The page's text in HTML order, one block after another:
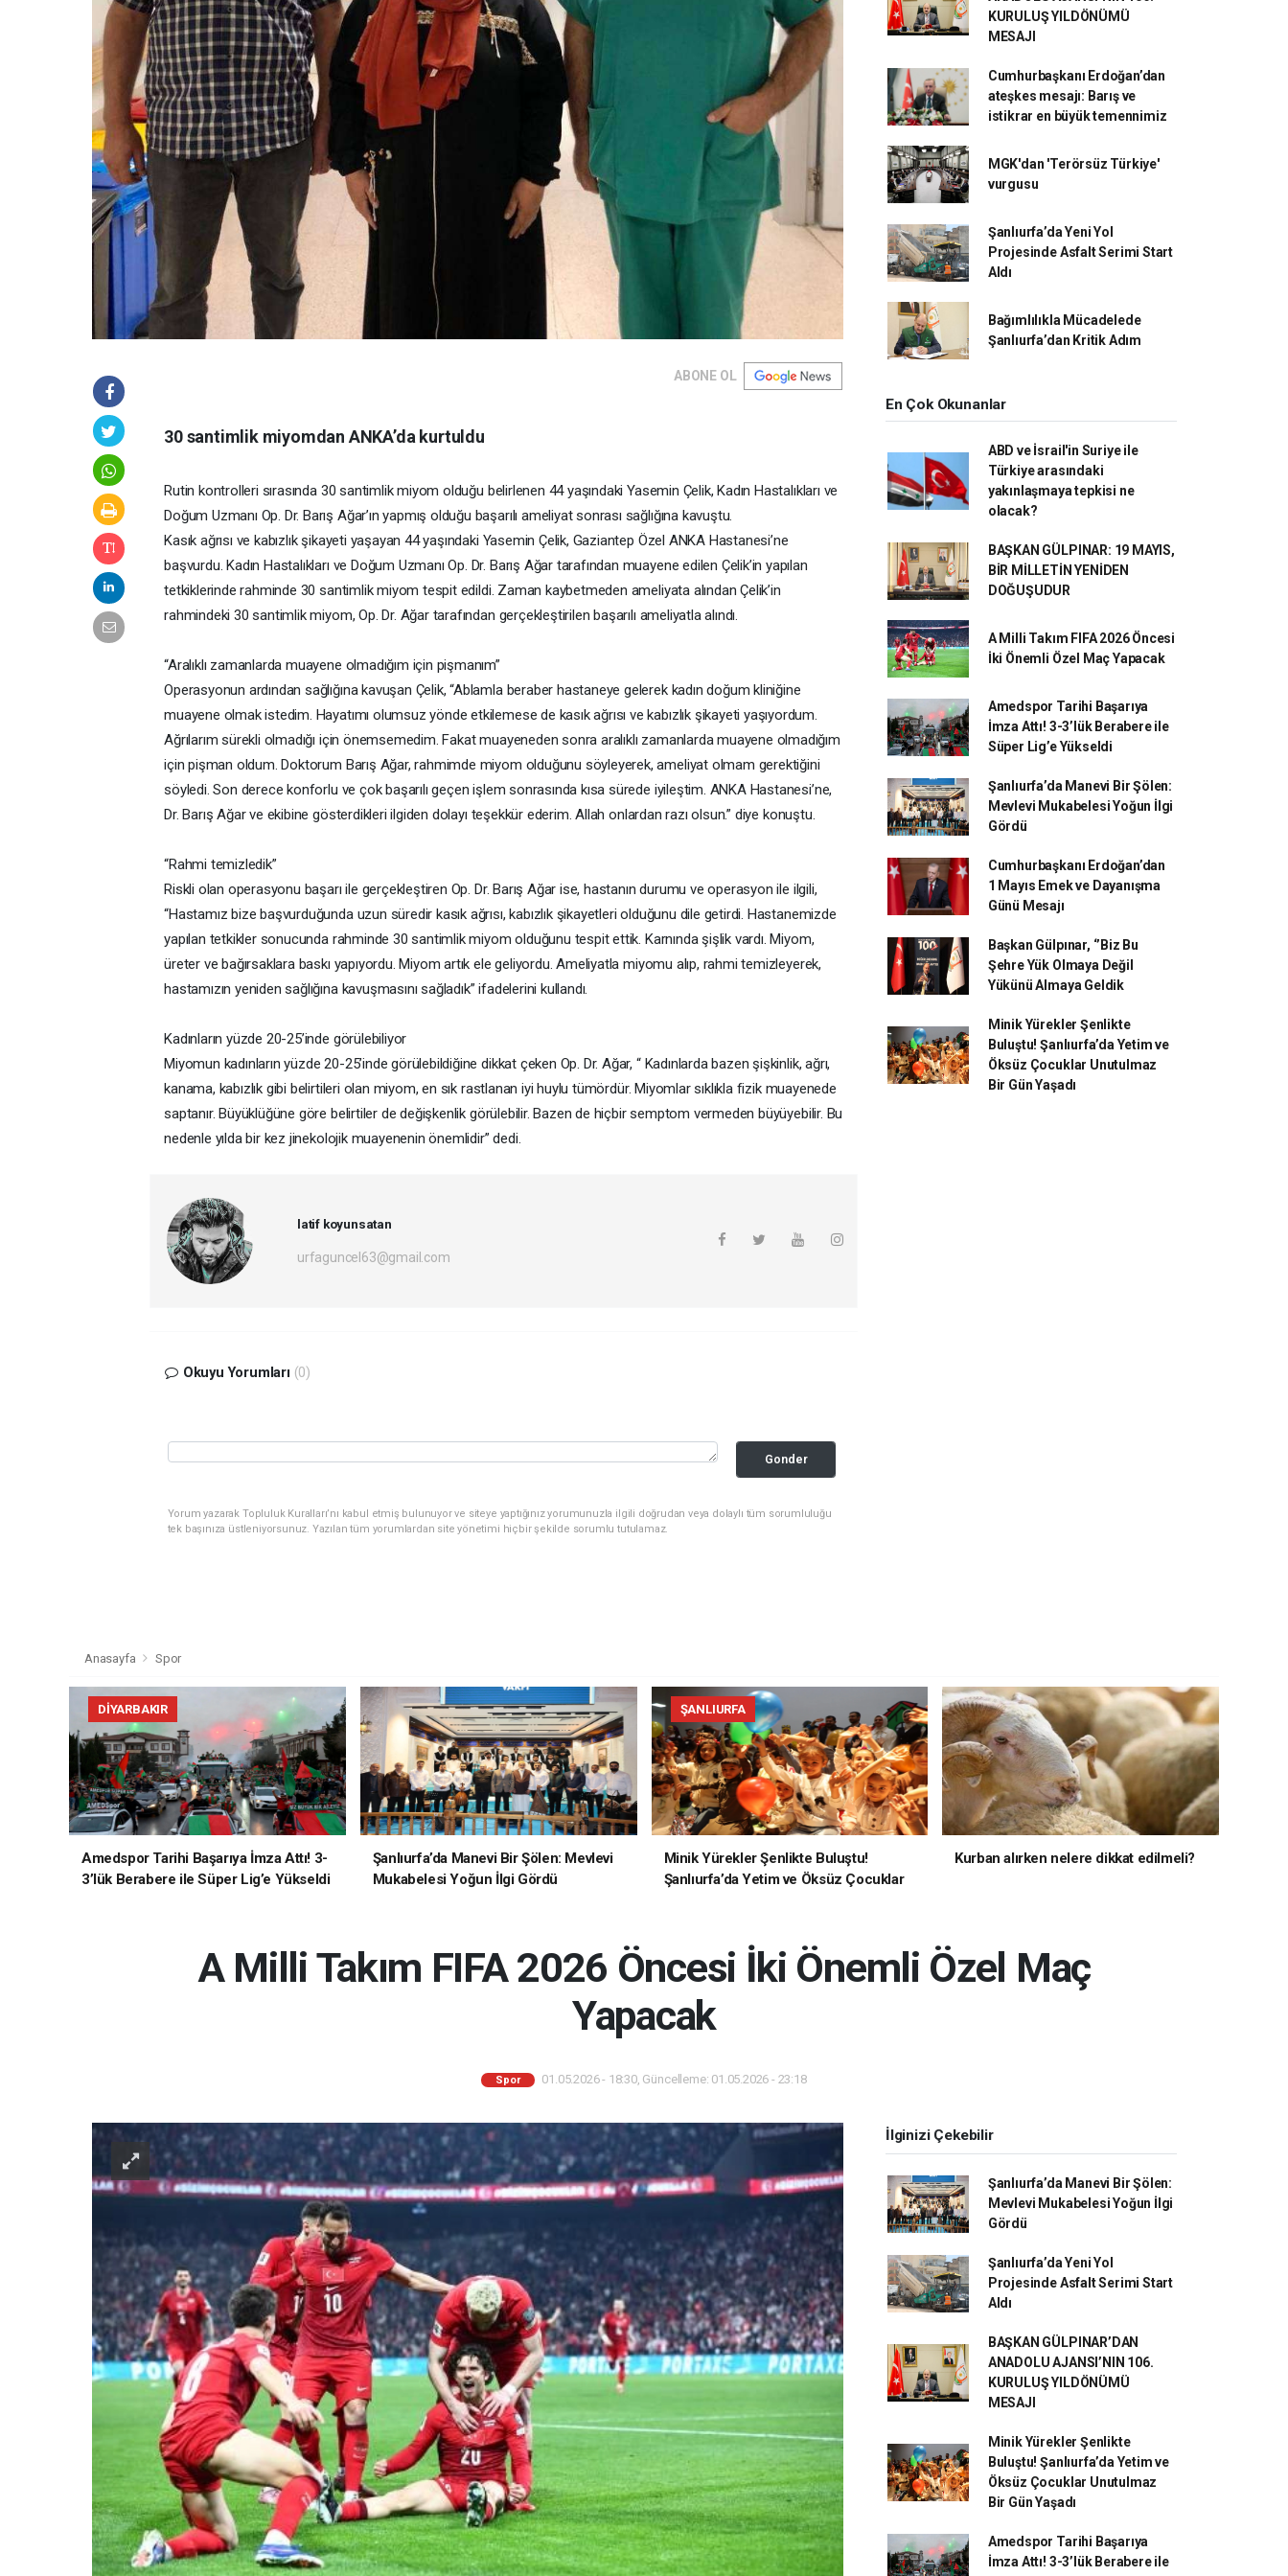
ABONE OL
30 santimlik miyomdan ANKA’da kurtuldu
Rutin kontrolleri sırasında 30 santimlik miyom olduğu belirlenen 44 yaşındaki Yasemin Çelik, Kadın Hastalıkları ve
Doğum Uzmanı Op. Dr. Barış Ağar’ın yapmış olduğu başarılı ameliyat sonrası sağlığına kavuştu.
Kasık ağrısı ve kabızlık şikayeti yaşayan 44 yaşındaki Yasemin Çelik, Gaziantep Özel ANKA Hastanesi’ne
başvurdu. Kadın Hastalıkları ve Doğum Uzmanı Op. Dr. Barış Ağar tarafından muayene edilen Çelik’in yapılan
tetkiklerinde rahminde 30 santimlik miyom tespit edildi. Zaman kaybetmeden ameliyata alından Çelik’in
rahmindeki 30 santimlik miyom, Op. Dr. Ağar tarafından gerçekleştirilen başarılı ameliyatla alındı.
“Aralıklı zamanlarda muayene olmadığım için pişmanım”
Operasyonun ardından sağlığına kavuşan Çelik, “Ablamla beraber hastaneye gelerek kadın doğum kliniğine
muayene olmak istedim. Hayatımı olumsuz yönde etkilemese de kasık ağrısı ve kabızlık şikayeti yaşıyordum.
Ağrılarım sürekli olmadığı için önemsemedim. Fakat muayeneden sonra aralıklı zamanlarda muayene olmadığım
için pişman oldum. Doktorum Barış Ağar, rahmimde miyom olduğunu söyleyerek, ameliyat olmam gerektiğini
söyledi. Son derece konforlu ve çok başarılı geçen işlem sonrasında kısa sürede iyileştim. ANKA Hastanesi’ne,
Dr. Barış Ağar ve ekibine gösterdikleri ilgiden dolayı teşekkür ederim. Allah onlardan razı olsun.” diye konuştu.
“Rahmi temizledik”
Riskli olan operasyonu başarı ile gerçekleştiren Op. Dr. Barış Ağar ise, hastanın durumu ve operasyon ile ilgili,
“Hastamız bize başvurduğunda uzun süredir kasık ağrısı, kabızlık şikayetleri olduğunu dile getirdi. Hastanemizde
yapılan tetkikler sonucunda rahminde 30 santimlik miyom olduğunu tespit ettik. Karnında şişlik vardı. Miyom,
üreter ve bağırsaklara baskı yapıyordu. Miyom artık ele geliyordu. Ameliyatla miyomu alıp, rahmi temizleyerek,
hastamızın yeniden sağlığına kavuşmasını sağladık” ifadelerini kullandı.
Kadınların yüzde 20-25’inde görülebiliyor
Miyomun kadınların yüzde 20-25’inde görülebildiğine dikkat çeken Op. Dr. Ağar, “ Kadınlarda bazen şişkinlik, ağrı,
kanama, kabızlık gibi belirtileri olan miyom, en sık rastlanan iyi huylu tümördür. Miyomlar sıklıkla fizik muayenede
saptanır. Büyüklüğüne göre belirtiler de değişkenlik görülebilir. Bazen de hiçbir semptom vermeden büyüyebilir. Bu
nedenle yılda bir kez jinekolojik muayenenin önemlidir” dedi.
latif koyunsatan
urfaguncel63@gmail.com
Okuyu Yorumları (0)
Gonder
Yorum yazarak Topluluk Kuralları’nı kabul etmiş bulunuyor ve siteye yaptığınız yorumunuzla ilgili doğrudan veya dolaylı tüm sorumluluğu
tek başınıza üstleniyorsunuz. Yazılan tüm yorumlardan site yönetimi hiçbir şekilde sorumlu tutulamaz.
KURULUŞ YILDÖNÜMÜ
MESAJI
Cumhurbaşkanı Erdoğan’dan
ateşkes mesajı: Barış ve
istikrar en büyük temennimiz
MGK'dan 'Terörsüz Türkiye'
vurgusu
Şanlıurfa’da Yeni Yol
Projesinde Asfalt Serimi Start
Aldı
Bağımlılıkla Mücadelede
Şanlıurfa’dan Kritik Adım
En Çok Okunanlar
ABD ve İsrail'in Suriye ile
Türkiye arasındaki
yakınlaşmaya tepkisi ne
olacak?
BAŞKAN GÜLPINAR: 19 MAYIS,
BİR MİLLETİN YENİDEN
DOĞUŞUDUR
A Milli Takım FIFA 2026 Öncesi
İki Önemli Özel Maç Yapacak
Amedspor Tarihi Başarıya
İmza Attı! 3-3’lük Berabere ile
Süper Lig’e Yükseldi
Şanlıurfa’da Manevi Bir Şölen:
Mevlevi Mukabelesi Yoğun İlgi
Gördü
Cumhurbaşkanı Erdoğan’dan
1 Mayıs Emek ve Dayanışma
Günü Mesajı
Başkan Gülpınar, ‘’Biz Bu
Şehre Yük Olmaya Değil
Yükünü Almaya Geldik
Minik Yürekler Şenlikte
Buluştu! Şanlıurfa’da Yetim ve
Öksüz Çocuklar Unutulmaz
Bir Gün Yaşadı
Anasayfa Spor
DIYARBAKIR
Amedspor Tarihi Başarıya İmza Attı! 3-
3’lük Berabere ile Süper Lig’e Yükseldi
Şanlıurfa’da Manevi Bir Şölen: Mevlevi
Mukabelesi Yoğun İlgi Gördü
ŞANLIURFA
Minik Yürekler Şenlikte Buluştu!
Şanlıurfa’da Yetim ve Öksüz Çocuklar
Kurban alırken nelere dikkat edilmeli?
A Milli Takım FIFA 2026 Öncesi İki Önemli Özel Maç
Yapacak
Spor 01.05.2026 - 18:30, Güncelleme: 01.05.2026 - 23:18
İlginizi Çekebilir
Şanlıurfa’da Manevi Bir Şölen:
Mevlevi Mukabelesi Yoğun İlgi
Gördü
Şanlıurfa’da Yeni Yol
Projesinde Asfalt Serimi Start
Aldı
BAŞKAN GÜLPINAR’DAN
ANADOLU AJANSI’NIN 106.
KURULUŞ YILDÖNÜMÜ
MESAJI
Minik Yürekler Şenlikte
Buluştu! Şanlıurfa’da Yetim ve
Öksüz Çocuklar Unutulmaz
Bir Gün Yaşadı
Amedspor Tarihi Başarıya
İmza Attı! 3-3’lük Berabere ile